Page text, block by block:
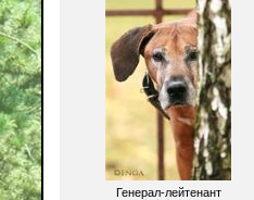
Генерал-лейтенант